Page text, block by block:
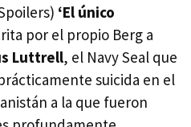
‘El único
por el propio Berg a
Luttrell, el Navy Seal que
suicida en el
a la que fueron